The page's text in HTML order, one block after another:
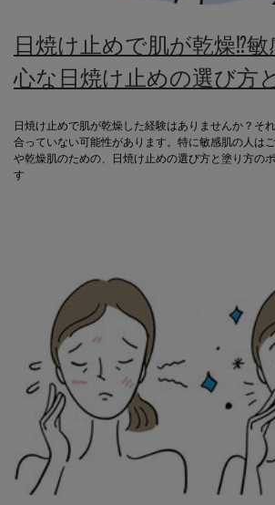
日焼け止めで肌が乾燥⁉
心な日焼け止めの選び方
日焼け止めで肌が乾燥した経験はありませんか？そ
合っていない可能性があります。特に敏感肌の人は
や乾燥肌のための、日焼け止めの選び方と塗り方の
す